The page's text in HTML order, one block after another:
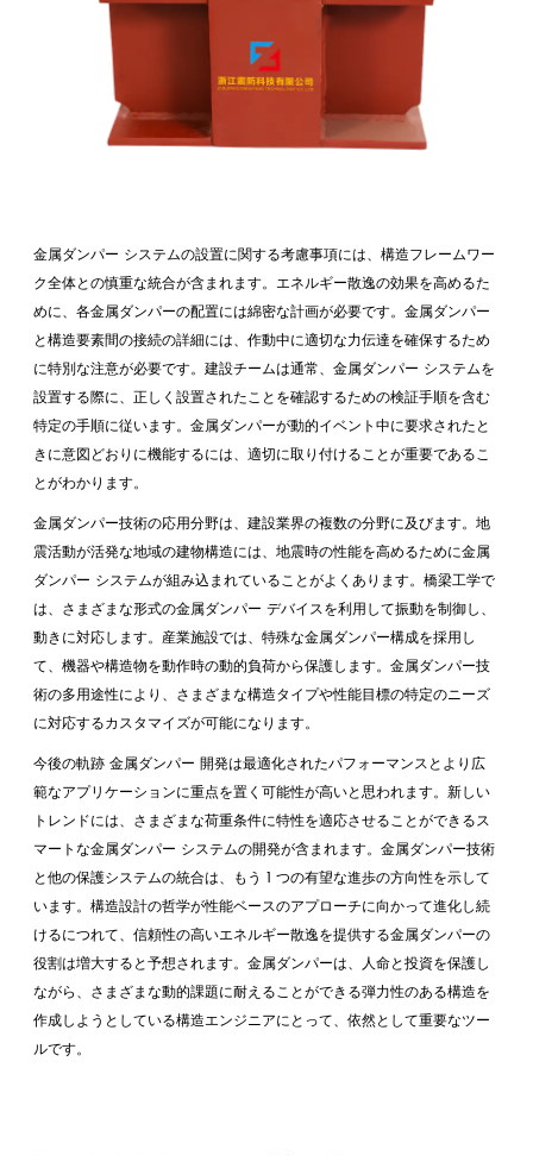
金属ダンパー システムの設置に関する考慮事項には、構造フレームワー
ク全体との慎重な統合が含まれます。エネルギー散逸の効果を高めるた
めに、各金属ダンパーの配置には綿密な計画が必要です。金属ダンパー
と構造要素間の接続の詳細には、作動中に適切な力伝達を確保するため
に特別な注意が必要です。建設チームは通常、金属ダンパー システムを
設置する際に、正しく設置されたことを確認するための検証手順を含む
特定の手順に従います。金属ダンパーが動的イベント中に要求されたと
きに意図どおりに機能するには、適切に取り付けることが重要であるこ
とがわかります。
金属ダンパー技術の応用分野は、建設業界の複数の分野に及びます。地
震活動が活発な地域の建物構造には、地震時の性能を高めるために金属
ダンパー システムが組み込まれていることがよくあります。橋梁工学で
は、さまざまな形式の金属ダンパー デバイスを利用して振動を制御し、
動きに対応します。産業施設では、特殊な金属ダンパー構成を採用し
て、機器や構造物を動作時の動的負荷から保護します。金属ダンパー技
術の多用途性により、さまざまな構造タイプや性能目標の特定のニーズ
に対応するカスタマイズが可能になります。
今後の軌跡金属ダンパー開発は最適化されたパフォーマンスとより広
範なアプリケーションに重点を置く可能性が高いと思われます。新しい
トレンドには、さまざまな荷重条件に特性を適応させることができるス
マートな金属ダンパー システムの開発が含まれます。金属ダンパー技術
と他の保護システムの統合は、もう 1 つの有望な進歩の方向性を示して
います。構造設計の哲学が性能ベースのアプローチに向かって進化し続
けるにつれて、信頼性の高いエネルギー散逸を提供する金属ダンパーの
役割は増大すると予想されます。金属ダンパーは、人命と投資を保護し
ながら、さまざまな動的課題に耐えることができる弾力性のある構造を
作成しようとしている構造エンジニアにとって、依然として重要なツー
ルです。